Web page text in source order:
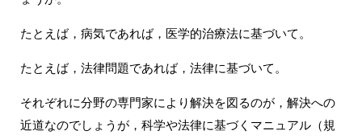
たとえば，病気であれば，医学的治療法に基づいて。
たとえば，法律問題であれば，法律に基づいて。
それぞれに分野の専門家により解決を図るのが，解決への
近道なのでしょうが，科学や法律に基づくマニュアル（規